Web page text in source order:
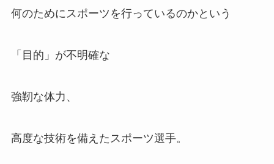
何のためにスポーツを行っているのかという
「目的」が不明確な
強靭な体力、
高度な技術を備えたスポーツ選手。